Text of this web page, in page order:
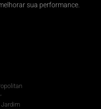
sua performance.
Jardim